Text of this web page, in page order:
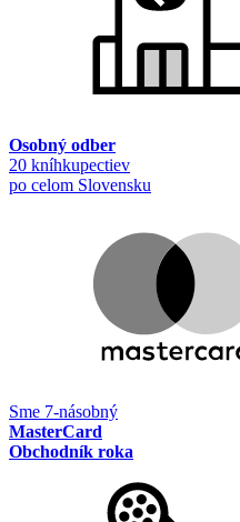
Osobný odber
20 kníhkupectiev
po celom Slovensku
Sme 7-násobný
MasterCard
Obchodník roka